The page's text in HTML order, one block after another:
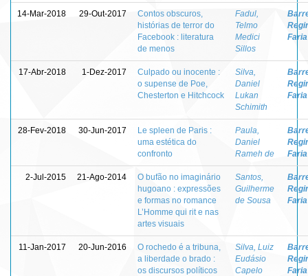
14-Mar-2018 29-Out-2017
Contos obscuros,
histórias de terror do
Facebook : literatura
de menos
Fadul,
Telmo
Medici
Sillos
Faria
17-Abr-2018 1-Dez-2017
Culpado ou inocente :
o supense de Poe,
Chesterton e Hitchcock
Silva,
Daniel
Lukan
Schimith
Faria
28-Fev-2018 30-Jun-2017
Le spleen de Paris :
uma estética do
confronto
Paula,
Daniel
Rameh de
Faria
2-Jul-2015 21-Ago-2014
O bufão no imaginário
hugoano : expressões
e formas no romance
L’Homme qui rit e nas
artes visuais
Santos,
Guilherme
de Sousa
Faria
11-Jan-2017 20-Jun-2016
O rochedo é a tribuna,
a liberdade o brado :
os discursos políticos
Silva, Luiz
Eudásio
Capelo
Faria